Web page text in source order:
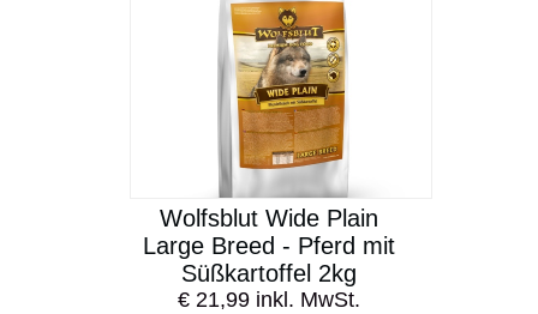
Wolfsblut Wide Plain
Large Breed - Pferd mit
Süßkartoffel 2kg
€ 21,99 inkl. MwSt.